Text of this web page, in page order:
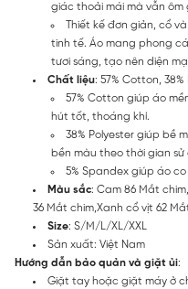
giác thoải mái mà vẫn ôm
Thiết kế đơn giản, cổ
tinh tế. Áo mang phong
tươi sáng, tạo nên diện
Chất liệu: 57% Cotton,
57% Cotton giúp áo
hút tốt, thoáng khí.
38% Polyester giúp bề
bền màu theo thời gian sử
5% Spandex giúp áo
Màu sắc: Cam 86 Mắt
36 Mắt chim,Xanh cổ vịt 62
Size: S/M/L/XL/XXL
Sản xuất: Việt Nam
Hướng dẫn bảo quản và giặt ủi:
Giặt tay hoặc giặt máy ở